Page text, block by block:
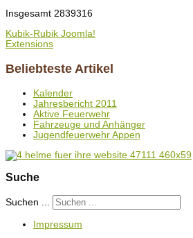
Insgesamt 2839316
Kubik-Rubik Joomla!
Extensions
Beliebteste Artikel
Kalender
Jahresbericht 2011
Aktive Feuerwehr
Fahrzeuge und Anhänger
Jugendfeuerwehr Appen
Suche
Suchen ...
Impressum